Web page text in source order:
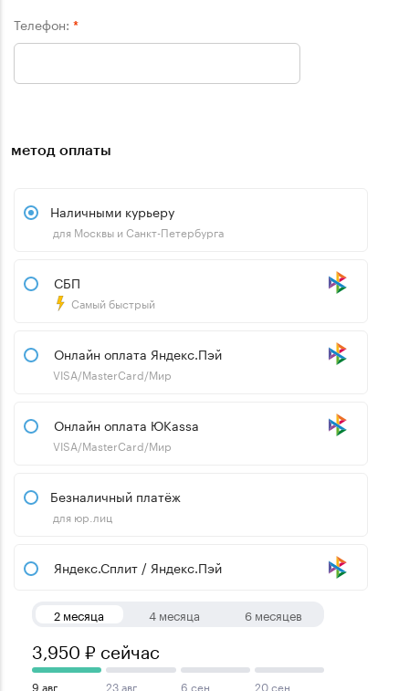
Телефон: *
метод оплаты
Наличными курьеру
для Москвы и Санкт-Петербурга
СБП
Самый быстрый
Онлайн оплата Яндекс.Пэй
VISA/MasterCard/Мир
Онлайн оплата ЮKassa
VISA/MasterCard/Мир
Безналичный платёж
для юр.лиц
Яндекс.Сплит / Яндекс.Пэй
2 месяца 4 месяца 6 месяцев
3,950 ₽ сейчас
9 авг 23 авг 6 сен 20 сен